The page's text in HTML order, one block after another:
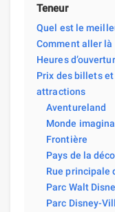
Teneur
Quel est le
Comment aller là
Heures
Prix ​​des billets
attractions
Aventureland
Monde
Frontière
Pays de la
Rue principale
Parc Walt
Parc Disney-